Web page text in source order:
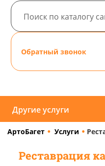
Обратный звонок
АртоБагет Услуги
Реставрация
Другие услуги